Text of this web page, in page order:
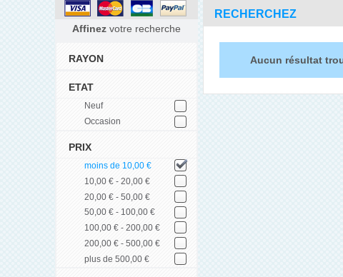
Affinez votre recherche
RAYON
ETAT
Neuf
Occasion
PRIX
moins de 10,00 €
10,00 € - 20,00 €
20,00 € - 50,00 €
50,00 € - 100,00 €
100,00 € - 200,00 €
200,00 € - 500,00 €
plus de 500,00 €
RECHERCHEZ
Aucun résultat